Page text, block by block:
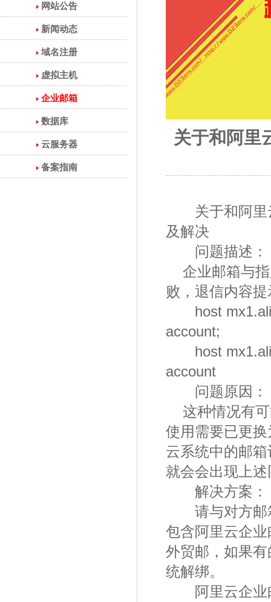
网站公告
新闻动态
域名注册
虚拟主机
企业邮箱
数据库
云服务器
备案指南
关于和阿里
关于和阿里云
及解决
问题描述：
企业邮箱与指
败，退信内容
host
account;
host
account
问题原因：
这种情况有可
使用需要已更
云系统中的邮
就会会出现上
解决方案：
请与对方邮箱
包含阿里云企
外贸邮，如果
统解绑。
阿里云企业邮